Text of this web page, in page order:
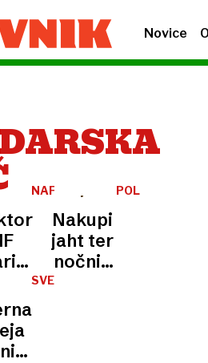
Novice
NAFTNA
POLJSKA
Nakupi
jaht ter
nočnih
SVET